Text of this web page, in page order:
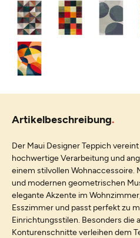
Artikelbeschreibung
Der Maui Designer Teppich
hochwertige Verarbeitung und
einem stilvollen Wohnaccessoire.
und modernen geometrischen
elegante Akzente im
Esszimmer und passt perfekt zu
Einrichtungsstilen. Besonders die
Konturenschnitte verleihen dem